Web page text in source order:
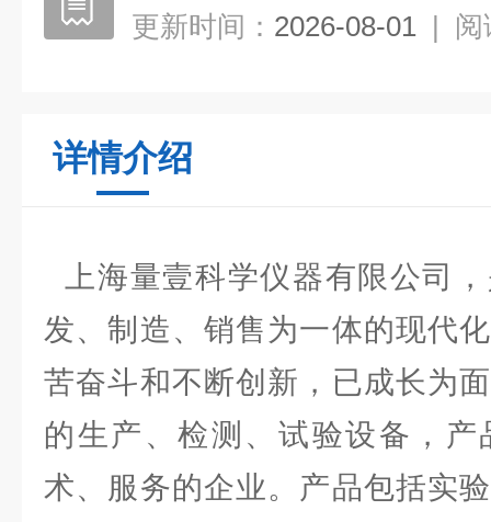
更新时间： 2026-08-01 | 阅
详情介绍
上海量壹科学仪器有限公司
发、制造、销售为一体的现代
苦奋斗和不断创新，已成长为
的生产、检测、试验设备，
术、服务的企业。产品包括实